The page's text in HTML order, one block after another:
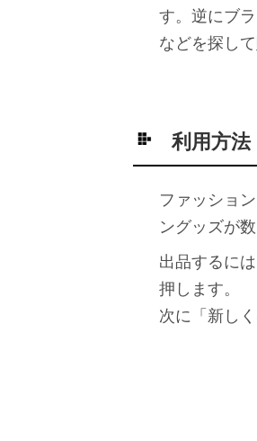
す。逆にブ
などを探し
利用方法
ファッショ
ングッズが
出品するに
押します。
次に「新し